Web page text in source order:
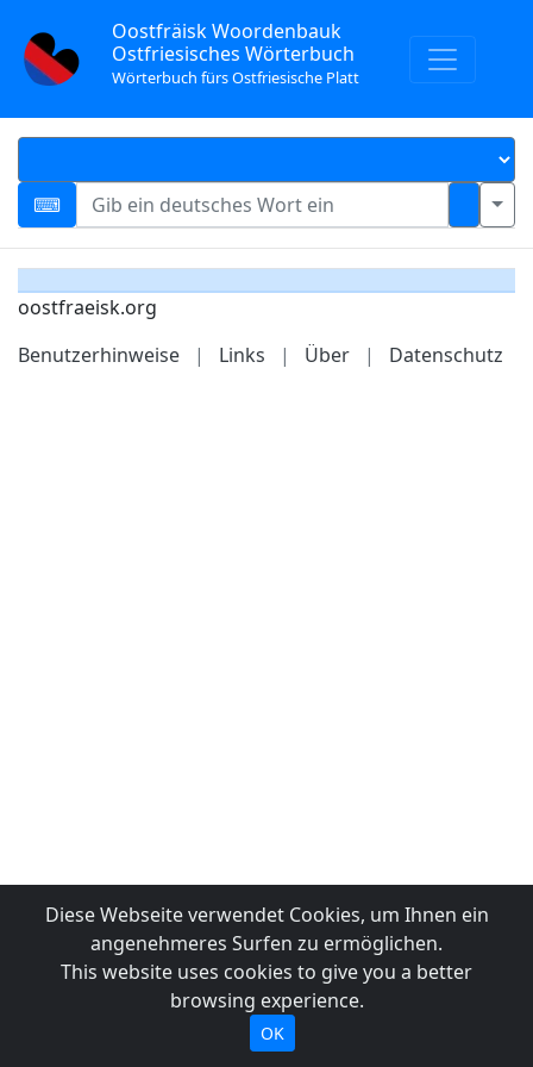
Oostfräisk Woordenbauk
Ostfriesisches Wörterbuch
Wörterbuch fürs Ostfriesische Platt
oostfraeisk.org
Benutzerhinweise
| Links | Über | Datenschutz
Diese Webseite verwendet Cookies, um Ihnen ein
angenehmeres Surfen zu ermöglichen.
This website uses cookies to give you a better
browsing experience.
OK